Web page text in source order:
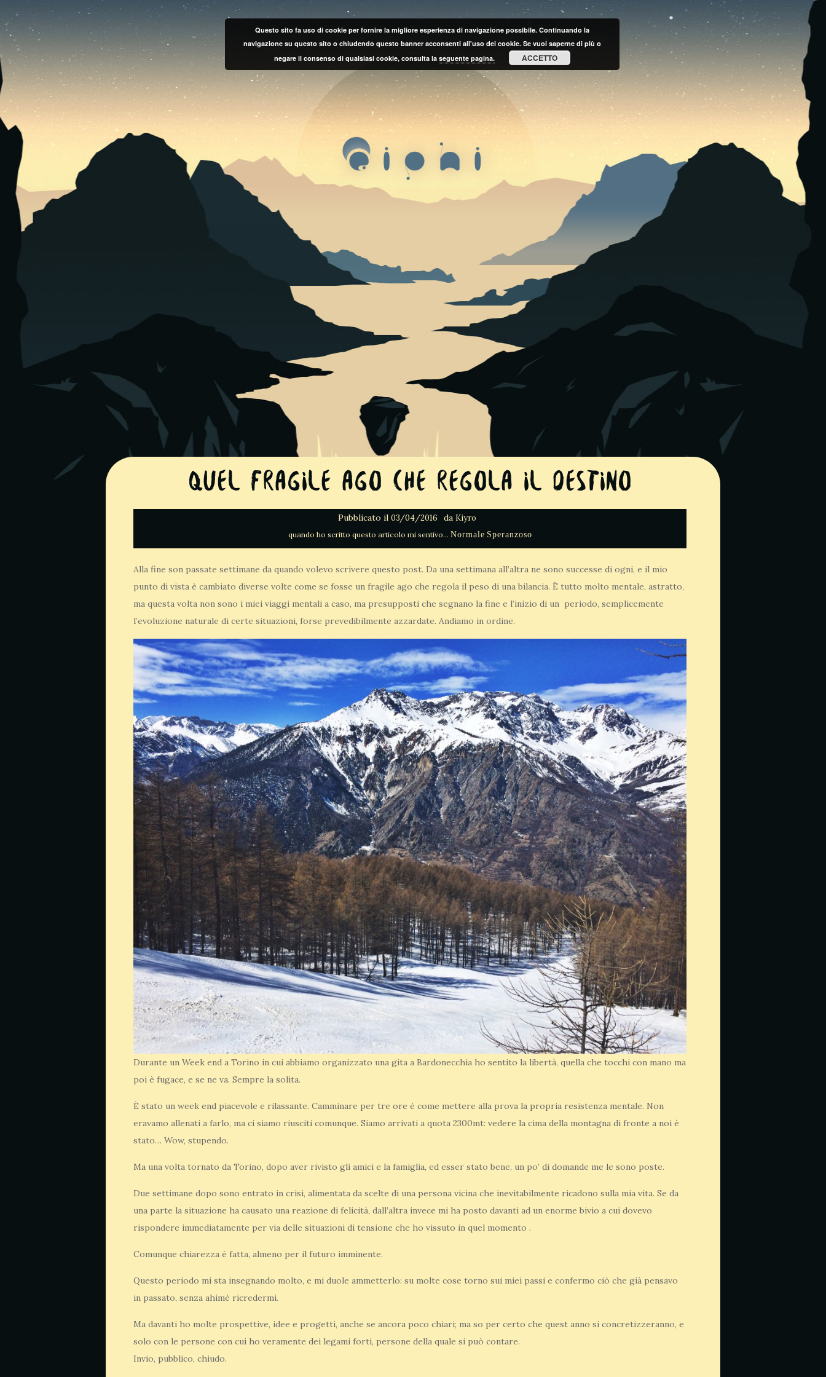
Quel fragile ago che regola il destino
Pubblicato il 03/04/2016 da Kiyro
Normale Speranzoso
Alla fine son passate settimane da quando volevo scrivere questo post. Da una settimana all’altra ne sono successe di ogni, e il mio
punto di vista è cambiato diverse volte come se fosse un fragile ago che regola il peso di una bilancia. È tutto molto mentale, astratto,
ma questa volta non sono i miei viaggi mentali a caso, ma presupposti che segnano la fine e l’inizio di un periodo, semplicemente
l’evoluzione naturale di certe situazioni, forse prevedibilmente azzardate. Andiamo in ordine.
Durante un Week end a Torino in cui abbiamo organizzato una gita a Bardonecchia ho sentito la libertà, quella che tocchi con mano ma
poi è fugace, e se ne va. Sempre la solita.
È stato un week end piacevole e rilassante. Camminare per tre ore è come mettere alla prova la propria resistenza mentale. Non
eravamo allenati a farlo, ma ci siamo riusciti comunque. Siamo arrivati a quota 2300mt: vedere la cima della montagna di fronte a noi è
stato… Wow, stupendo.
Ma una volta tornato da Torino, dopo aver rivisto gli amici e la famiglia, ed esser stato bene, un po’ di domande me le sono poste.
Due settimane dopo sono entrato in crisi, alimentata da scelte di una persona vicina che inevitabilmente ricadono sulla mia vita. Se da
una parte la situazione ha causato una reazione di felicità, dall’altra invece mi ha posto davanti ad un enorme bivio a cui dovevo
rispondere immediatamente per via delle situazioni di tensione che ho vissuto in quel momento .
Comunque chiarezza è fatta, almeno per il futuro imminente.
Questo periodo mi sta insegnando molto, e mi duole ammetterlo: su molte cose torno sui miei passi e confermo ciò che già pensavo
in passato, senza ahimè ricredermi.
Ma davanti ho molte prospettive, idee e progetti, anche se ancora poco chiari; ma so per certo che quest anno si concretizzeranno, e
solo con le persone con cui ho veramente dei legami forti, persone della quale si può contare.
Invio, pubblico, chiudo.
Questo sito fa uso di cookie per fornire la migliore esperienza di navigazione possibile. Continuando la
navigazione su questo sito o chiudendo questo banner acconsenti all'uso dei cookie. Se vuoi saperne di più o
negare il consenso di qualsiasi cookie, consulta la seguente pagina. ACCETTO